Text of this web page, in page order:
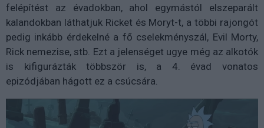
felépítést az évadokban, ahol egymástól elszeparált
kalandokban láthatjuk Ricket és Moryt-t, a többi rajongót
pedig inkább érdekelné a fő cselekményszál, Evil Morty,
Rick nemezise, stb. Ezt a jelenséget ugye még az alkotók
is kifigurázták többször is, a 4. évad vonatos
epizódjában hágott ez a csúcsára.